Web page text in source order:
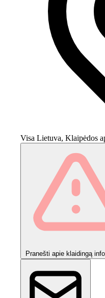
Visa Lietuva, Klaipėdos
Pranešti apie klaidingą